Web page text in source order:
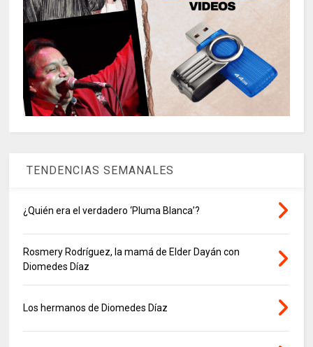
TENDENCIAS SEMANALES
¿Quién era el verdadero ‘Pluma Blanca’?
Rosmery Rodríguez, la mamá de Elder Dayán con
Diomedes Díaz
Los hermanos de Diomedes Díaz